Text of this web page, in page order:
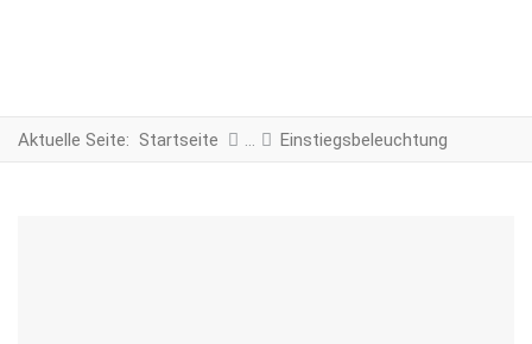
Aktuelle Seite: Startseite Einstiegsbeleuchtung